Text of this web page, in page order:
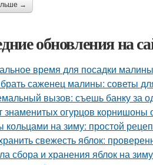
→
обновления на
время для посадки
саженец малины: советы
вызов: съешь банку за
знаменитых огурцов
кольцами на зиму: простой
свежесть яблок:
сбора и хранения яблок на